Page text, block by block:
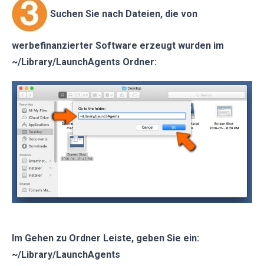
Suchen Sie nach Dateien, die von
werbefinanzierter Software erzeugt wurden im
~/Library/LaunchAgents Ordner:
Im Gehen zu Ordner Leiste, geben Sie ein:
~/Library/LaunchAgents